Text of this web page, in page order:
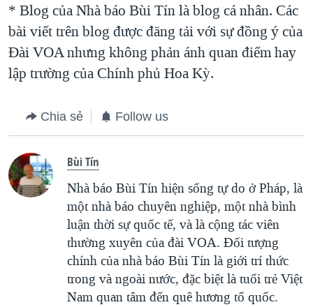
* Blog của Nhà báo Bùi Tín là blog cá nhân. Các
bài viết trên blog được đăng tải với sự đồng ý của
Ðài VOA nhưng không phản ánh quan điểm hay
lập trường của Chính phủ Hoa Kỳ.
Chia sẻ Follow us
Bùi Tín
Nhà báo Bùi Tín hiện sống tự do ở Pháp, là
một nhà báo chuyên nghiệp, một nhà bình
luận thời sự quốc tế, và là cộng tác viên
thường xuyên của đài VOA. Ðối tượng
chính của nhà báo Bùi Tín là giới trí thức
trong và ngoài nước, đặc biệt là tuổi trẻ Việt
Nam quan tâm đến quê hương tổ quốc.